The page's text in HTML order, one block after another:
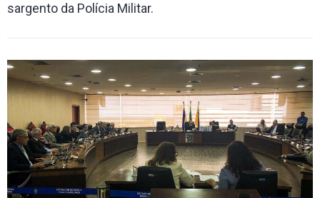
sargento da Polícia Militar.